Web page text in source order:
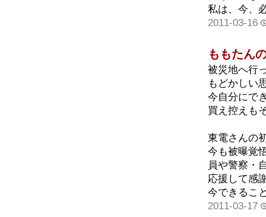
私は、今、
2011-03-16
ももたん
被災地へ行
もどかしい
今自分にで
買え控えも
東電さんの
今も被曝覚
員や警察・
応援して感
今できるこ
2011-03-17